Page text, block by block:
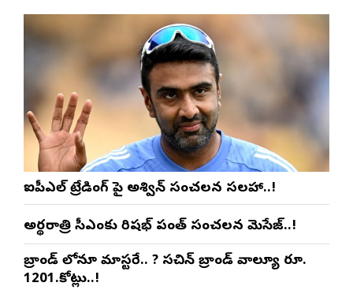
ఐపీఎల్ ట్రేడింగ్ పై అశ్విన్ సంచలన సలహా..!
అర్థరాత్రి సీఎంకు రిషభ్ పంత్ సంచలన మెసేజ్..!
బ్రాండ్ లోనూ మాస్టరే.. ? సచిన్ బ్రాండ్ వాల్యూ రూ.
1201.కోట్లు..!